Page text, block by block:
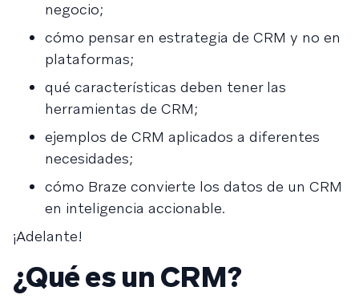
negocio;
cómo pensar en estrategia de CRM y no en
plataformas;
qué características deben tener las
herramientas de CRM;
ejemplos de CRM aplicados a diferentes
necesidades;
cómo Braze convierte los datos de un CRM
en inteligencia accionable.
¡Adelante!
¿Qué es un CRM?